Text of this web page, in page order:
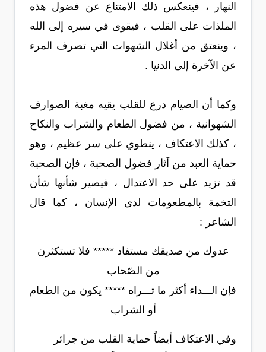
النهار ، فينعكس ذلك الامتناع عن فضول هذه
الملذات على القلب ، فيقوى في سيره إلى الله
، وينعتق من أغلال الشهوات التي تصرف المرء
عن الآخرة إلى الدنيا .
وكما أن الصيام درع للقلب يقيه مغبة الصوارف
الشهوانية ، من فضول الطعام والشراب والنكاح
، كذلك الاعتكاف ، ينطوي على سر عظيم ، وهو
حماية العبد من آثار فضول الصحبة ، فإن الصحبة
قد تزيد على حد الاعتدال ، فيصير شأنها شأن
التخمة بالمطعومات لدى الإنسان ، كما قال
الشاعر :
عدوك من صديقك مستفاد ***** فلا تستكثرن
من الصّحاب
فإن الـــداء أكثر ما تـــراه ***** يكون من الطعام
أو الشراب
وفي الاعتكاف أيضاً حماية القلب من جرائر